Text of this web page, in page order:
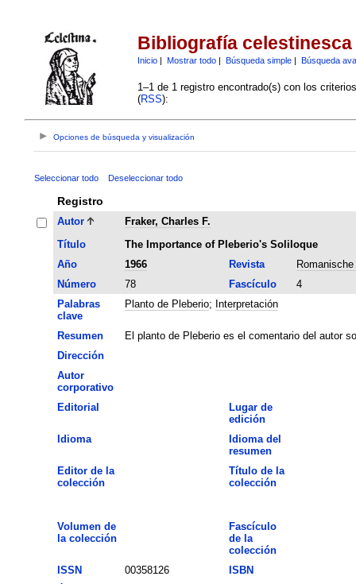
Bibliografía celestinesca
Inicio| Mostrar todo| Búsqueda simple| Búsqueda
1–1 de 1 registro encontrado(s) con los
(RSS):
Opciones de búsqueda y visualización
Seleccionar todo Deseleccionar todo
Registro
Autor
Fraker, Charles F.
Título
The Importance of Pleberio's Soliloque
Año
1966 Revista
Número
78 Fascículo
4
Palabras
clave
Planto de Pleberio; Interpretación
Resumen
El planto de Pleberio es el comentario del autor
Dirección
Autor
corporativo
Editorial
Lugar de
edición
Idioma
Idioma del
resumen
Editor de la
colección
Título de la
colección
Volumen de
la colección
Fascículo
de la
colección
ISSN
00358126
ISBN